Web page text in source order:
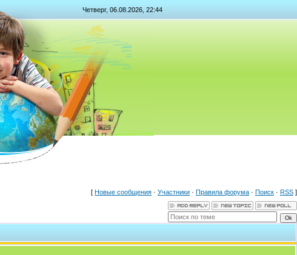
Четверг, 06.08.2026, 22:44
[ Новые сообщения · Участники · Правила форума · Поиск · RSS ]